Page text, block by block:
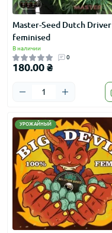
Master-Seed Dutch Driver
feminised
В наличии
0
180.00 ₴
УРОЖАЙНЫЙ